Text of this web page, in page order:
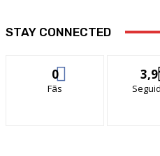
STAY CONNECTED
0
Fãs